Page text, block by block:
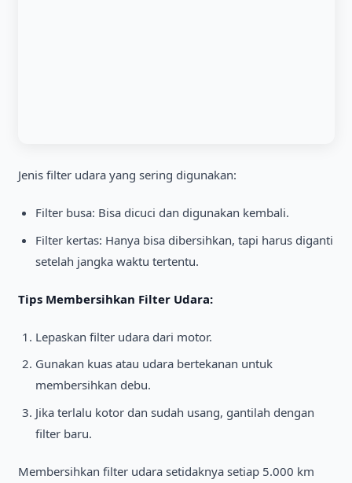
Jenis filter udara yang sering digunakan:
Filter busa: Bisa dicuci dan digunakan kembali.
Filter kertas: Hanya bisa dibersihkan, tapi harus diganti
setelah jangka waktu tertentu.
Tips Membersihkan Filter Udara:
Lepaskan filter udara dari motor.
Gunakan kuas atau udara bertekanan untuk
membersihkan debu.
Jika terlalu kotor dan sudah usang, gantilah dengan
filter baru.
Membersihkan filter udara setidaknya setiap 5.000 km